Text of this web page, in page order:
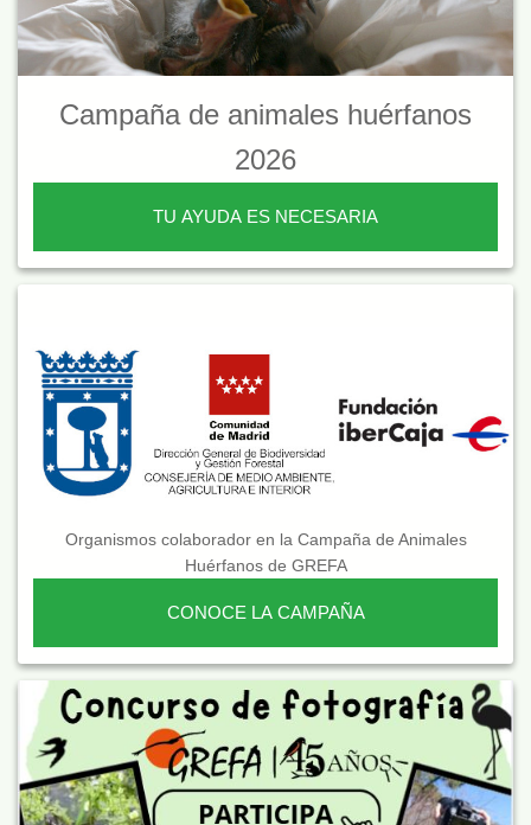
Campaña de animales huérfanos
2026
TU AYUDA ES NECESARIA
Organismos colaborador en la Campaña de Animales
Huérfanos de GREFA
CONOCE LA CAMPAÑA